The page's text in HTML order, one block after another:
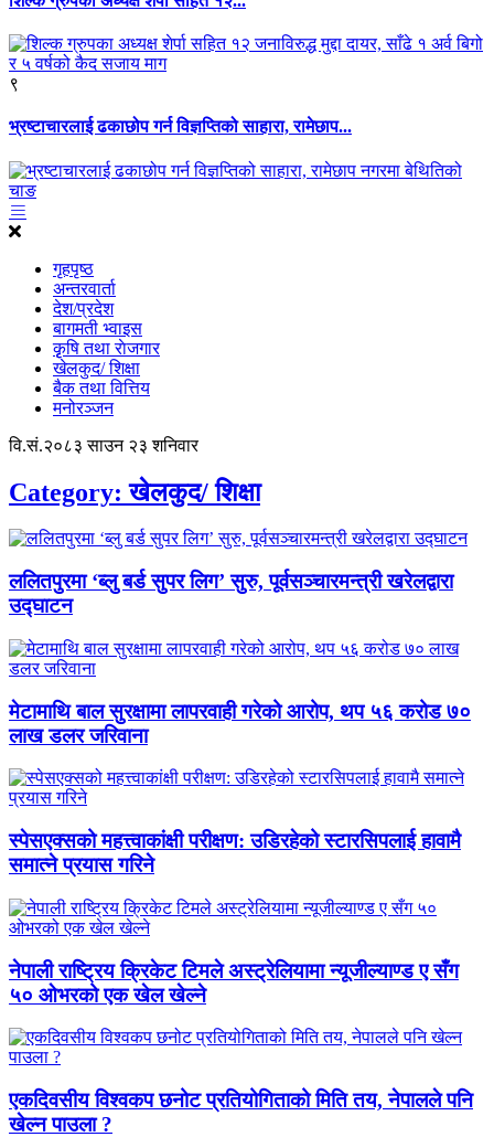
९
भ्रष्टाचारलाई ढकाछोप गर्न विज्ञप्तिको साहारा, रामेछाप...
गृहपृष्ठ
अन्तरवार्ता
देश/प्रदेश
बागमती भ्वाइस
कृृषि तथा राेजगार
खेलकुद/ शिक्षा
बैक तथा वित्तिय
मनोरञ्जन
वि.सं.२०८३ साउन २३ शनिवार
Category:खेलकुद/ शिक्षा
ललितपुरमा ‘ब्लु बर्ड सुपर लिग’ सुरु, पूर्वसञ्चारमन्त्री खरेलद्वारा
उद्घाटन
मेटामाथि बाल सुरक्षामा लापरवाही गरेको आरोप, थप ५६ करोड ७०
लाख डलर जरिवाना
स्पेसएक्सको महत्त्वाकांक्षी परीक्षण: उडिरहेको स्टारसिपलाई हावामै
समात्ने प्रयास गरिने
नेपाली राष्ट्रिय क्रिकेट टिमले अस्ट्रेलियामा न्यूजील्याण्ड ए सँग
५० ओभरको एक खेल खेल्ने
एकदिवसीय विश्वकप छनोट प्रतियोगिताको मिति तय, नेपालले पनि
खेल्न पाउला ?